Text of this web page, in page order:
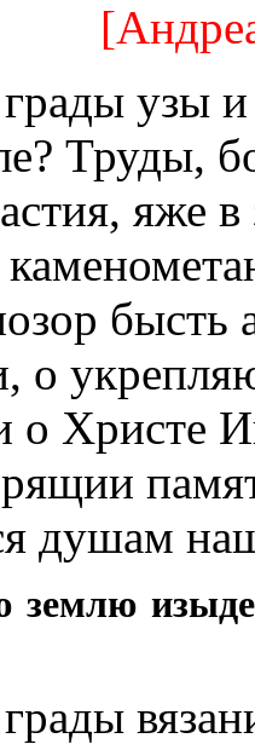
узы и
Труды,
яже
бысть
о
Христе
душам
землю